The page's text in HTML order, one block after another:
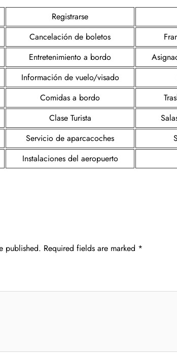
Registrarse
Cancelación de boletos
Entretenimiento a bordo
Información de vuelo/visado
Comidas a bordo
Clase Turista
Servicio de aparcacoches
Instalaciones del aeropuerto
published. Required fields are marked *